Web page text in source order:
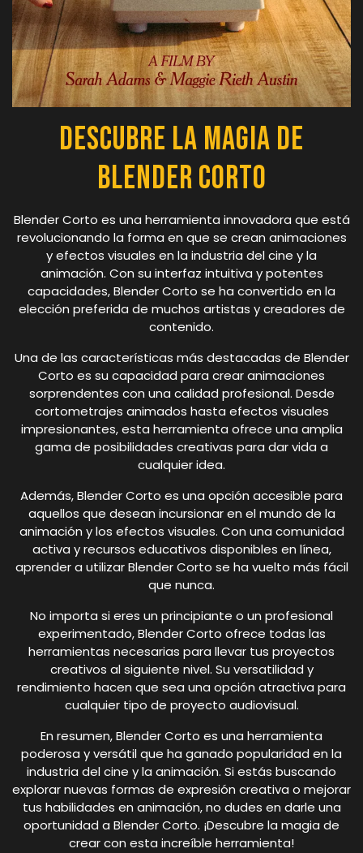
Descubre la Magia de
Blender Corto
Blender Corto es una herramienta innovadora que está
revolucionando la forma en que se crean animaciones
y efectos visuales en la industria del cine y la
animación. Con su interfaz intuitiva y potentes
capacidades, Blender Corto se ha convertido en la
elección preferida de muchos artistas y creadores de
contenido.
Una de las características más destacadas de Blender
Corto es su capacidad para crear animaciones
sorprendentes con una calidad profesional. Desde
cortometrajes animados hasta efectos visuales
impresionantes, esta herramienta ofrece una amplia
gama de posibilidades creativas para dar vida a
cualquier idea.
Además, Blender Corto es una opción accesible para
aquellos que desean incursionar en el mundo de la
animación y los efectos visuales. Con una comunidad
activa y recursos educativos disponibles en línea,
aprender a utilizar Blender Corto se ha vuelto más fácil
que nunca.
No importa si eres un principiante o un profesional
experimentado, Blender Corto ofrece todas las
herramientas necesarias para llevar tus proyectos
creativos al siguiente nivel. Su versatilidad y
rendimiento hacen que sea una opción atractiva para
cualquier tipo de proyecto audiovisual.
En resumen, Blender Corto es una herramienta
poderosa y versátil que ha ganado popularidad en la
industria del cine y la animación. Si estás buscando
explorar nuevas formas de expresión creativa o mejorar
tus habilidades en animación, no dudes en darle una
oportunidad a Blender Corto. ¡Descubre la magia de
crear con esta increíble herramienta!